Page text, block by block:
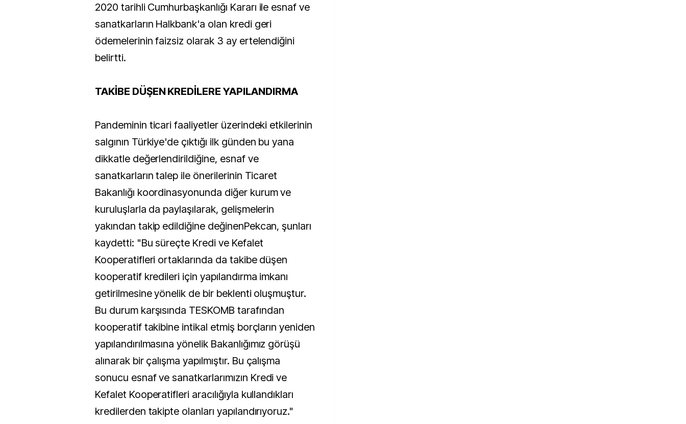
2020 tarihli Cumhurbaşkanlığı Kararı ile esnaf ve
sanatkarların Halkbank'a olan kredi geri
ödemelerinin faizsiz olarak 3 ay ertelendiğini
belirtti.
TAKİBE DÜŞEN KREDİLERE YAPILANDIRMA
Pandeminin ticari faaliyetler üzerindeki etkilerinin
salgının Türkiye'de çıktığı ilk günden bu yana
dikkatle değerlendirildiğine, esnaf ve
sanatkarların talep ile önerilerinin Ticaret
Bakanlığı koordinasyonunda diğer kurum ve
kuruluşlarla da paylaşılarak, gelişmelerin
yakından takip edildiğine değinenPekcan, şunları
kaydetti: "Bu süreçte Kredi ve Kefalet
Kooperatifleri ortaklarında da takibe düşen
kooperatif kredileri için yapılandırma imkanı
getirilmesine yönelik de bir beklenti oluşmuştur.
Bu durum karşısında TESKOMB tarafından
kooperatif takibine intikal etmiş borçların yeniden
yapılandırılmasına yönelik Bakanlığımız görüşü
alınarak bir çalışma yapılmıştır. Bu çalışma
sonucu esnaf ve sanatkarlarımızın Kredi ve
Kefalet Kooperatifleri aracılığıyla kullandıkları
kredilerden takipte olanları yapılandırıyoruz."